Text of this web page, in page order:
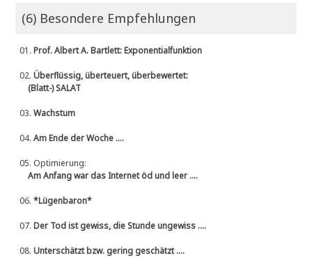
(6) Besondere Empfehlungen
01.Prof. Albert A. Bartlett: Exponentialfunktion
02.Überflüssig, überteuert, überbewertet:
(Blatt-) SALAT
03.Wachstum
04.Am Ende der Woche ....
05. Optimierung:
Am Anfang war das Internet öd und leer ....
06.*Lügenbaron*
07.Der Tod ist gewiss, die Stunde ungewiss ....
08.Unterschätzt bzw. gering geschätzt ....